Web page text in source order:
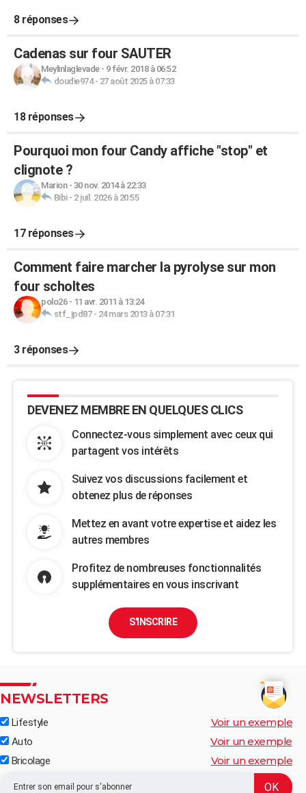
8 réponses
Cadenas sur four SAUTER
Meylinlaglevade- 9 févr. 2018 à 06:52
doudie974- 27 août 2025 à 07:33
18 réponses
Pourquoi mon four Candy affiche "stop" et
clignote ?
Marion- 30 nov. 2014 à 22:33
Bibi- 2 juil. 2026 à 20:55
17 réponses
Comment faire marcher la pyrolyse sur mon
four scholtes
polo26- 11 avr. 2011 à 13:24
stf_jpd87- 24 mars 2013 à 07:31
3 réponses
DEVENEZ MEMBRE EN QUELQUES CLICS
Connectez-vous simplement avec ceux qui
partagent vos intérêts
Suivez vos discussions facilement et
obtenez plus de réponses
Mettez en avant votre expertise et aidez les
autres membres
Profitez de nombreuses fonctionnalités
supplémentaires en vous inscrivant
S'INSCRIRE
NEWSLETTERS
Lifestyle Voir un exemple
Auto Voir un exemple
Bricolage Voir un exemple